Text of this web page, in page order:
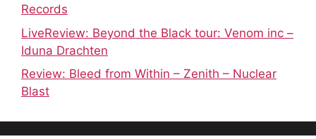
Records
LiveReview: Beyond the Black tour: Venom inc –
Iduna Drachten
Review: Bleed from Within – Zenith – Nuclear
Blast